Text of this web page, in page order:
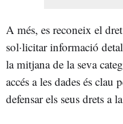
A més, es reconeix el
sol·licitar informació
la mitjana de la seva
accés a les dades és
defensar els seus drets a